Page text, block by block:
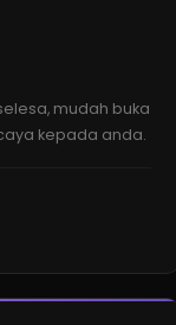
mudah buka
kepada anda.